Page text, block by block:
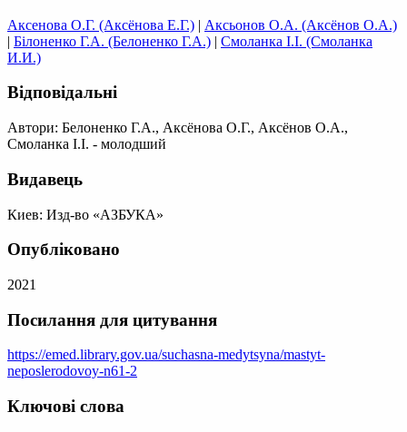
Аксенова О.Г. (Аксёнова Е.Г.) | Аксьонов О.А. (Аксёнов О.А.)
| Білоненко Г.А. (Белоненко Г.А.) | Смоланка І.І. (Смоланка
И.И.)
Відповідальні
Автори: Белоненко Г.А., Аксёнова О.Г., Аксёнов О.А.,
Смоланка І.І. - молодший
Видавець
Киев: Изд-во «АЗБУКА»
Опубліковано
2021
Посилання для цитування
https://emed.library.gov.ua/suchasna-medytsyna/mastyt-
neposlerodovoy-n61-2
Ключові слова